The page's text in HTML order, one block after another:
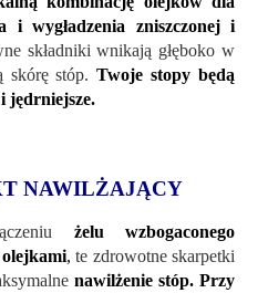
i wygładzenia zniszczonej i
składniki wnikają głęboko w
skórę stóp.Twoje stopy będą
jędrniejsze.
NAWILŻAJĄCY
żelu wzbogaconego
, te zdrowotne skarpetki
nawilżenie stóp. Przy